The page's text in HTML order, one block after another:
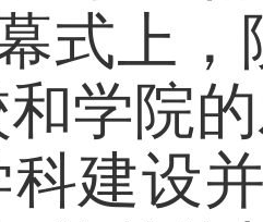
式上
和学院
科建设